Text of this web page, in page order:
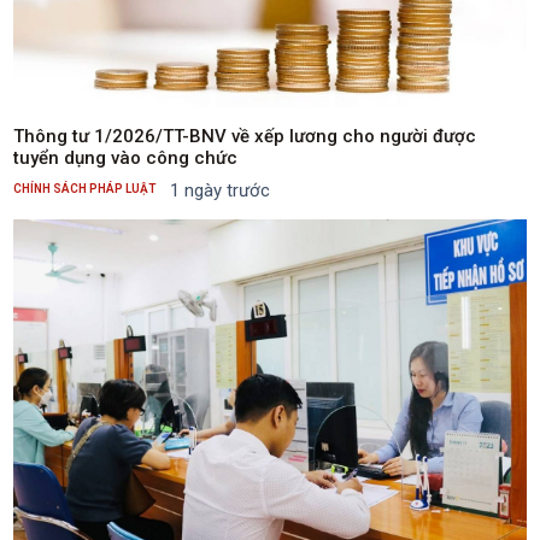
Nghị định số 373/2025/NĐ-CP cũng sửa đổi quy định về địa
điểm nộp hồ sơ quyết toán thuế thu nhập cá nhân đối với cá
nhân cư trú có thu nhập từ tiền lương, tiền công tại hai nơi trở
lên và thuộc diện tổ chức chi trả khấu trừ tại nguồn. Theo quy
quyết toán thuế tại cơ quan thuế quản lý trực tiếp tổ chức trả
thu nhập lớn nhất trong năm. Trường hợp có từ hai nguồn thu
nhập lớn nhất trở lên với mức thu nhập bằng nhau, người nộp
thuế được lựa chọn nộp hồ sơ tại một trong các cơ quan thuế
quản lý trực tiếp các tổ chức chi trả đó.Trong trường hợp cá
nhân nộp hồ sơ quyết toán thuế không đúng cơ quan thuế theo
quy định, cơ quan thuế đã tiếp nhận hồ sơ có trách nhiệm căn
cứ dữ liệu trên hệ thống quản lý thuế để hỗ trợ chuyển hồ sơ
đến đúng cơ quan thuế có thẩm quyền, bảo đảm quyền lợi
cho người nộp thuế và không làm gián đoạn quá trình quyết
toán. Quy định này thay thế cách xác định nơi nộp hồ sơ trước
đây vốn phụ thuộc vào nhiều tiêu chí khác nhau, qua đó tạo
thuận lợi cho người nộp thuế, bảo đảm công bằng nguồn thu
ngân sách giữa các địa phương và nâng cao hiệu quả quản lý
thuế.Ngoài ra, Nghị định 373/2025/NĐ-CP cũng bổ sung quy
Thông tư 1/2026/TT-BNV về xếp lương cho người được
tuyển dụng vào công chức
CHÍNH SÁCH PHÁP LUẬT 1 ngày trước